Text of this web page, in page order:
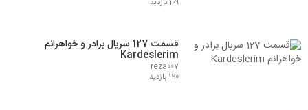
109 بازدید
قسمت 127 سریال برادر و خواهرانم
Kardeslerim
reza007
120 بازدید